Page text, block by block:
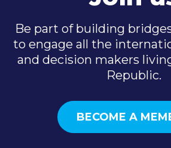
Be part of building
to engage all the
and decision makers
Republic.
BECOME A